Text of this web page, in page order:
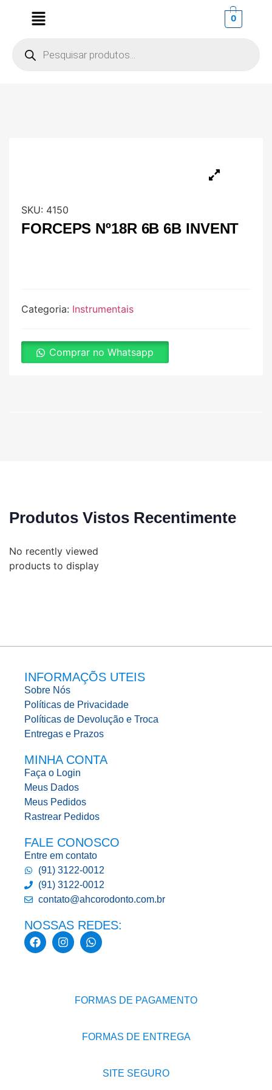
0
SKU: 4150
FORCEPS Nº18R 6B 6B INVENT
Categoria: Instrumentais
Comprar no Whatsapp
Produtos Vistos Recentimente
No recently viewed
products to display
INFORMAÇÕS UTEIS
Sobre Nós
Políticas de Privacidade
Políticas de Devolução e Troca
Entregas e Prazos
MINHA CONTA
Faça o Login
Meus Dados
Meus Pedidos
Rastrear Pedidos
FALE CONOSCO
Entre em contato
(91) 3122-0012
(91) 3122-0012
contato@ahcorodonto.com.br
NOSSAS REDES:
FORMAS DE PAGAMENTO
FORMAS DE ENTREGA
SITE SEGURO